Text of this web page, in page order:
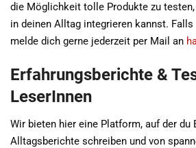
die Möglichkeit tolle Produkte zu
in deinen Alltag integrieren kannst.
melde dich gerne jederzeit per Mail an
Erfahrungsberichte &
LeserInnen
Wir bieten hier eine Platform, auf der du
Alltagsberichte schreiben und von